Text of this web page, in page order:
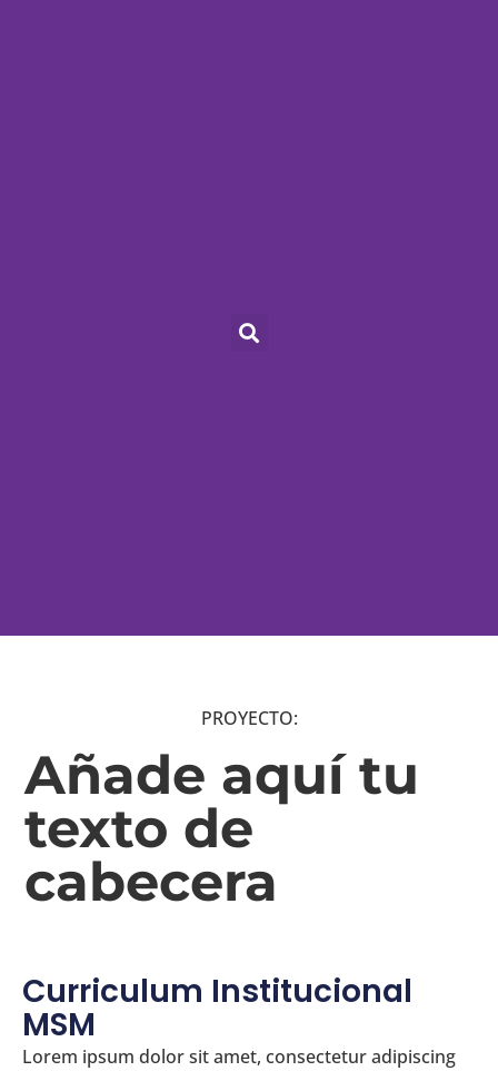
PROYECTO:
Añade aquí tu
texto de
cabecera
Curriculum Institucional
MSM
Lorem ipsum dolor sit amet, consectetur adipiscing